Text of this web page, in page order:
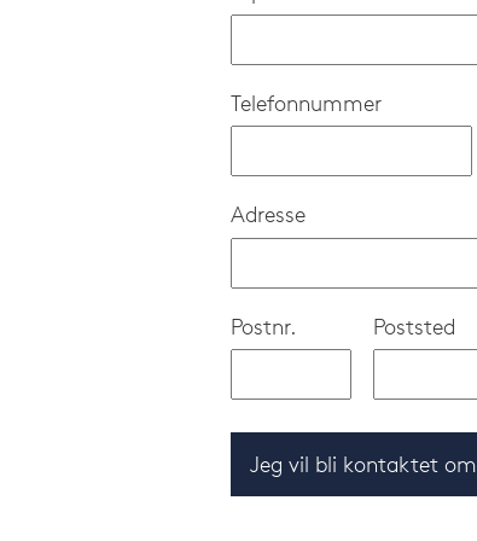
Telefonnummer
Adresse
Postnr. Poststed
Jeg vil bli kontaktet